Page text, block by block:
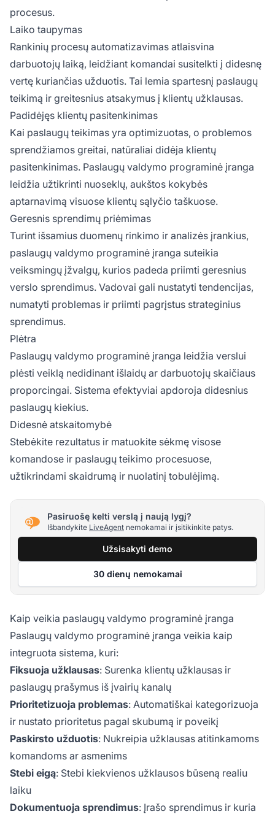
procesus.
Laiko taupymas
Rankinių procesų automatizavimas atlaisvina
darbuotojų laiką, leidžiant komandai susitelkti į didesnę
vertę kuriančias užduotis. Tai lemia spartesnį paslaugų
teikimą ir greitesnius atsakymus į klientų užklausas.
Padidėjęs klientų pasitenkinimas
Kai paslaugų teikimas yra optimizuotas, o problemos
sprendžiamos greitai, natūraliai didėja klientų
pasitenkinimas. Paslaugų valdymo programinė įranga
leidžia užtikrinti nuoseklų, aukštos kokybės
aptarnavimą visuose klientų sąlyčio taškuose.
Geresnis sprendimų priėmimas
Turint išsamius duomenų rinkimo ir analizės įrankius,
paslaugų valdymo programinė įranga suteikia
veiksmingų įžvalgų, kurios padeda priimti geresnius
verslo sprendimus. Vadovai gali nustatyti tendencijas,
numatyti problemas ir priimti pagrįstus strateginius
sprendimus.
Plėtra
Paslaugų valdymo programinė įranga leidžia verslui
plėsti veiklą nedidinant išlaidų ar darbuotojų skaičiaus
proporcingai. Sistema efektyviai apdoroja didesnius
paslaugų kiekius.
Didesnė atskaitomybė
Stebėkite rezultatus ir matuokite sėkmę visose
komandose ir paslaugų teikimo procesuose,
užtikrindami skaidrumą ir nuolatinį tobulėjimą.
Pasiruošę kelti verslą į naują lygį?
Išbandykite LiveAgent nemokamai ir įsitikinkite patys.
Užsisakyti demo
30 dienų nemokamai
Kaip veikia paslaugų valdymo programinė įranga
Paslaugų valdymo programinė įranga veikia kaip
integruota sistema, kuri:
Fiksuoja užklausas: Surenka klientų užklausas ir
paslaugų prašymus iš įvairių kanalų
Prioritetizuoja problemas: Automatiškai kategorizuoja
ir nustato prioritetus pagal skubumą ir poveikį
Paskirsto užduotis: Nukreipia užklausas atitinkamoms
komandoms ar asmenims
Stebi eigą: Stebi kiekvienos užklausos būseną realiu
laiku
Dokumentuoja sprendimus: Įrašo sprendimus ir kuria